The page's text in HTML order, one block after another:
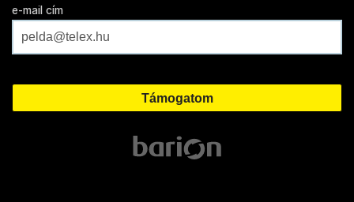
e-mail cím